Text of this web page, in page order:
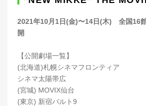
2021年10月1日(金)〜14日(木) 全国16
開
【公開劇場一覧】
(北海道)札幌シネマフロンティア
シネマ太陽帯広
(宮城) MOVIX仙台
(東京) 新宿バルト9